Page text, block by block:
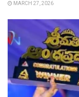
MARCH 27, 2026